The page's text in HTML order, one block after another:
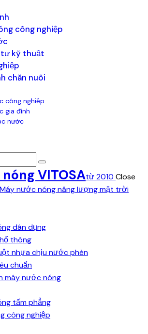
công nghiệp
kỹ thuật
chăn nuôi
công nghiệp
gia đình
nước
VITOSAtừ 2010 Close
nước nóng năng lượng mặt trời
dân dụng
thông
nhựa chịu nước phèn
chuẩn
máy nước nóng
tấm phẳng
công nghiệp